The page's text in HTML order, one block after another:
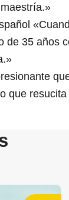
de 35 años
que